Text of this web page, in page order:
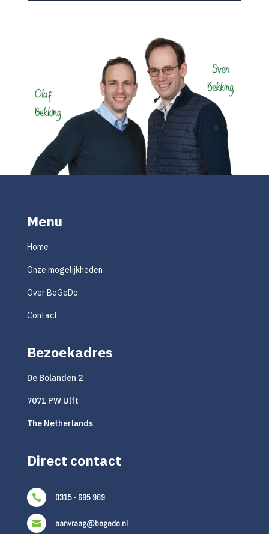
Menu
Home
Onze mogelijkheden
Over BeGeDo
Contact
Bezoekadres
De Bolanden 2
7071 PW Ulft
The Netherlands
Direct contact
 0315 - 695 969
 aanvraag@begedo.nl